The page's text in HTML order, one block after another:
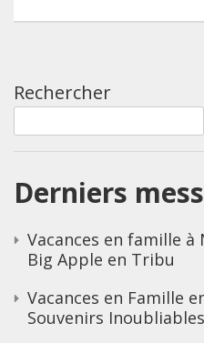
Rechercher
Derniers
Vacances en famille à
Big Apple en Tribu
Vacances en Famille
Souvenirs Inoubliables